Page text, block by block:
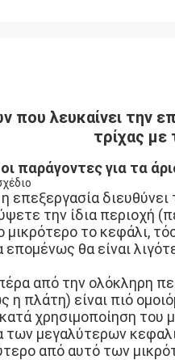
λευκαίνει την
τρίχας με
παράγοντες για τα
επεξεργασία
την ίδια περιοχή
το κεφάλι,
επομένως θα είναι
από την ολόκληρη
πλάτη) είναι πιό
χρησιμοποίηση του
μεγαλύτερων
από αυτό των